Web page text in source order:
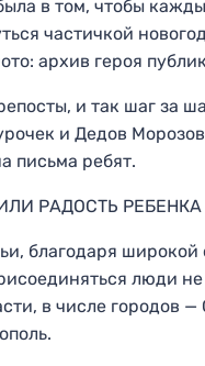
в том, чтобы
частичкой
архив героя
и так шаг за
и Дедов
письма ребят.
РАДОСТЬ РЕБЕНКА
благодаря широкой
люди не
в числе городов —